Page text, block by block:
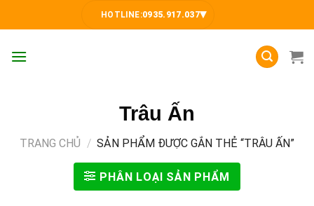
HOTLINE:0935.917.037▾
Trâu Ấn
TRANG CHỦ / SẢN PHẨM ĐƯỢC GẮN THẺ “TRÂU ẤN”
PHÂN LOẠI SẢN PHẨM